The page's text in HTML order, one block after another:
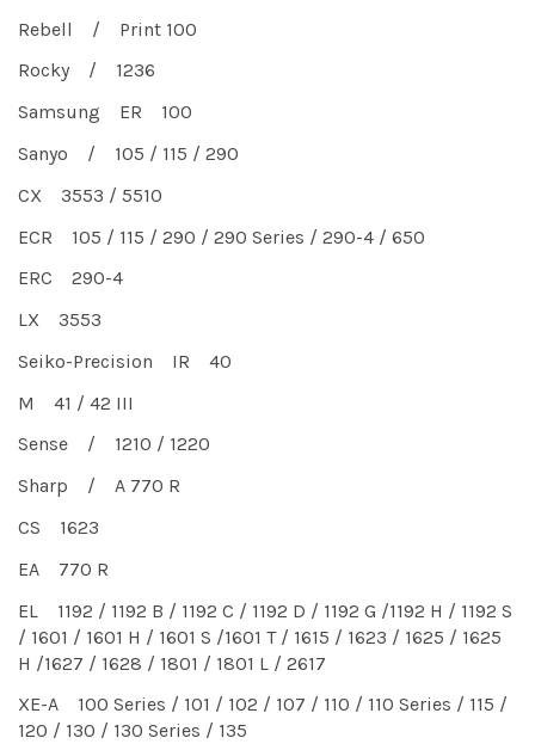
Rebell / Print 100
Rocky / 1236
Samsung ER 100
Sanyo / 105 / 115 / 290
CX 3553 / 5510
ECR 105 / 115 / 290 / 290 Series / 290-4 / 650
ERC 290-4
LX 3553
Seiko-Precision IR 40
M 41 / 42 III
Sense / 1210 / 1220
Sharp / A 770 R
CS 1623
EA 770 R
EL 1192 / 1192 B / 1192 C / 1192 D / 1192 G /1192 H / 1192 S
/ 1601 / 1601 H / 1601 S /1601 T / 1615 / 1623 / 1625 / 1625
H /1627 / 1628 / 1801 / 1801 L / 2617
XE-A 100 Series / 101 / 102 / 107 / 110 / 110 Series / 115 /
120 / 130 / 130 Series / 135